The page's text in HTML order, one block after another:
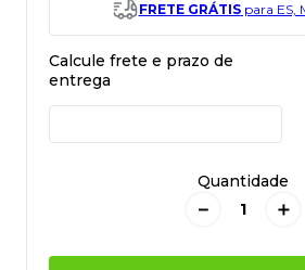
FRETE GRÁTISpara ES,
Quantidade
＋
－